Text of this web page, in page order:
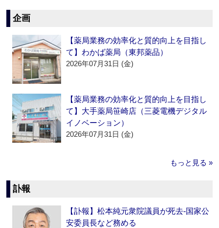
企画
【薬局業務の効率化と質的向上を目指し
て】わかば薬局（東邦薬品）
2026年07月31日 (金)
【薬局業務の効率化と質的向上を目指し
て】大手薬局笹崎店（三菱電機デジタル
イノベーション）
2026年07月31日 (金)
もっと見る »
訃報
【訃報】松本純元衆院議員が死去‐国家公
安委員長など務める